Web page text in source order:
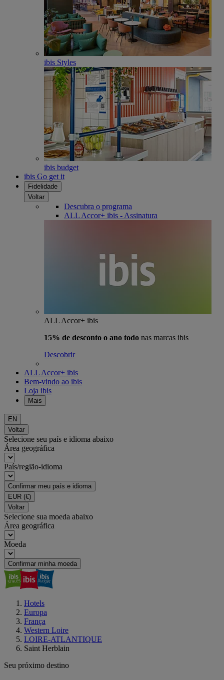
ibis Styles
ibis budget
ibis Go get it
Fidelidade
Voltar
Descubra o programa
ALL Accor+ ibis - Assinatura
ALL Accor+ ibis
15% de desconto o ano todo nas marcas ibis
Descobrir
ALL Accor+ ibis
Bem-vindo ao ibis
Loja ibis
Mais
EN
Voltar
Selecione seu país e idioma abaixo
Área geográfica
País/região-idioma
Confirmar meu país e idioma
EUR (€)
Voltar
Selecione sua moeda abaixo
Área geográfica
Moeda
Confirmar minha moeda
Hotels
Europa
França
Western Loire
LOIRE-ATLANTIQUE
Saint Herblain
Seu próximo destino